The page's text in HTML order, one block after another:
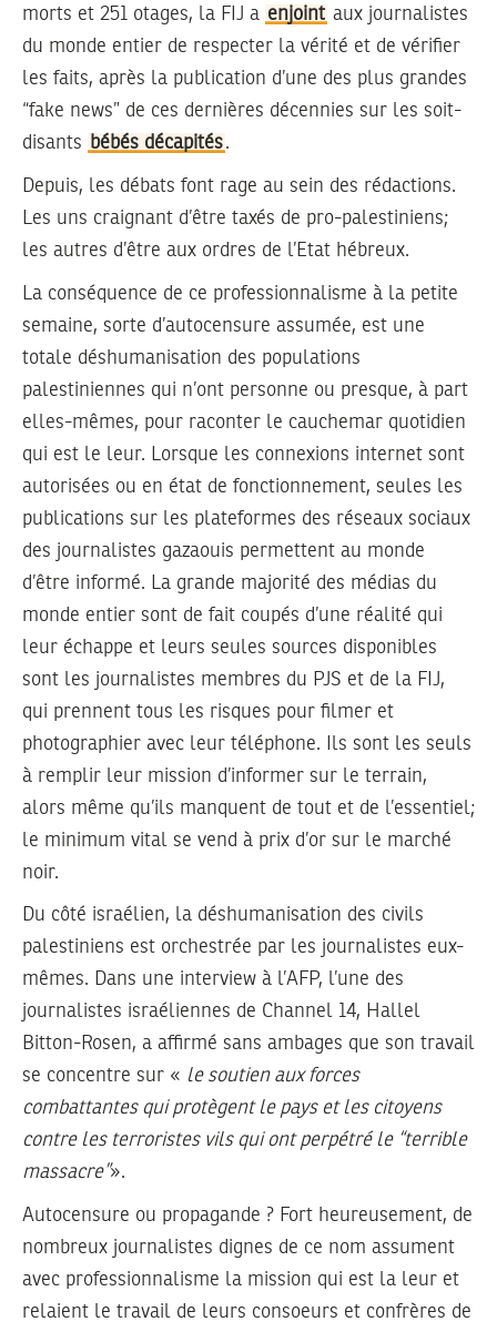
morts et 251 otages, la FIJ a enjoint aux journalistes
du monde entier de respecter la vérité et de vérifier
les faits, après la publication d’une des plus grandes
“fake news” de ces dernières décennies sur les soit-
disants bébés décapités.
Depuis, les débats font rage au sein des rédactions.
Les uns craignant d’être taxés de pro-palestiniens;
les autres d’être aux ordres de l’Etat hébreux.
La conséquence de ce professionnalisme à la petite
semaine, sorte d’autocensure assumée, est une
totale déshumanisation des populations
palestiniennes qui n’ont personne ou presque, à part
elles-mêmes, pour raconter le cauchemar quotidien
qui est le leur. Lorsque les connexions internet sont
autorisées ou en état de fonctionnement, seules les
publications sur les plateformes des réseaux sociaux
des journalistes gazaouis permettent au monde
d’être informé. La grande majorité des médias du
monde entier sont de fait coupés d’une réalité qui
leur échappe et leurs seules sources disponibles
sont les journalistes membres du PJS et de la FIJ,
qui prennent tous les risques pour filmer et
photographier avec leur téléphone. Ils sont les seuls
à remplir leur mission d’informer sur le terrain,
alors même qu’ils manquent de tout et de l’essentiel;
le minimum vital se vend à prix d’or sur le marché
noir.
Du côté israélien, la déshumanisation des civils
palestiniens est orchestrée par les journalistes eux-
mêmes. Dans une interview à l’AFP, l’une des
journalistes israéliennes de Channel 14, Hallel
Bitton-Rosen, a affirmé sans ambages que son travail
se concentre sur « le soutien aux forces
combattantes qui protègent le pays et les citoyens
contre les terroristes vils qui ont perpétré le “terrible
massacre”».
Autocensure ou propagande ? Fort heureusement, de
nombreux journalistes dignes de ce nom assument
avec professionnalisme la mission qui est la leur et
relaient le travail de leurs consoeurs et confrères de